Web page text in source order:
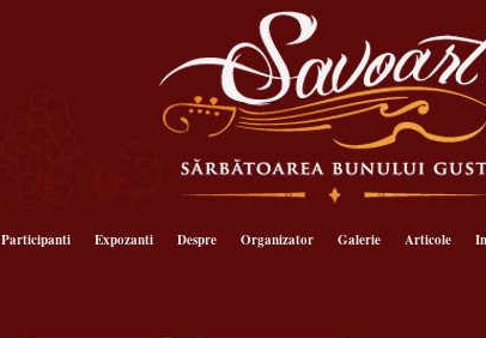
Participanti Expozanti Despre Organizator Galerie Articole